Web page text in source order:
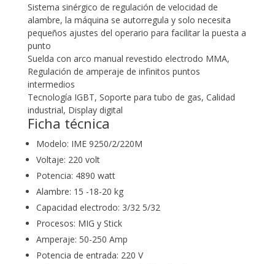
Sistema sinérgico de regulación de velocidad de
alambre, la máquina se autorregula y solo necesita
pequeños ajustes del operario para facilitar la puesta a
punto
Suelda con arco manual revestido electrodo MMA,
Regulación de amperaje de infinitos puntos
intermedios
Tecnología IGBT, Soporte para tubo de gas, Calidad
industrial, Display digital
Ficha técnica
Modelo: IME 9250/2/220M
Voltaje: 220 volt
Potencia: 4890 watt
Alambre: 15 -18-20 kg
Capacidad electrodo: 3/32 5/32
Procesos: MIG y Stick
Amperaje: 50-250 Amp
Potencia de entrada: 220 V